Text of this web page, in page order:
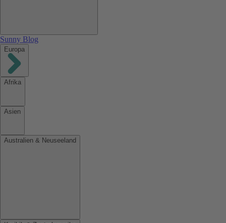
Sunny Blog
Europa
Afrika
Asien
Australien & Neuseeland